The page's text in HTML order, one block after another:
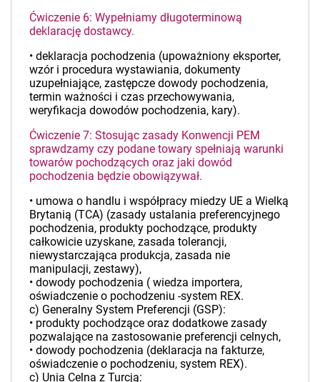
Ćwiczenie 6: Wypełniamy długoterminową
deklarację dostawcy.
• deklaracja pochodzenia (upoważniony eksporter,
wzór i procedura wystawiania, dokumenty
uzupełniające, zastępcze dowody pochodzenia,
termin ważności i czas przechowywania,
weryfikacja dowodów pochodzenia, kary).
Ćwiczenie 7: Stosując zasady Konwencji PEM
sprawdzamy czy podane towary spełniają warunki
towarów pochodzących oraz jaki dowód
pochodzenia będzie obowiązywał.
• umowa o handlu i współpracy miedzy UE a Wielką
Brytanią (TCA) (zasady ustalania preferencyjnego
pochodzenia, produkty pochodzące, produkty
całkowicie uzyskane, zasada tolerancji,
niewystarczająca produkcja, zasada nie
manipulacji, zestawy),
• dowody pochodzenia ( wiedza importera,
oświadczenie o pochodzeniu -system REX.
c) Generalny System Preferencji (GSP):
• produkty pochodzące oraz dodatkowe zasady
pozwalające na zastosowanie preferencji celnych,
• dowody pochodzenia (deklaracja na fakturze,
oświadczenie o pochodzeniu, system REX).
c) Unia Celna z Turcją: